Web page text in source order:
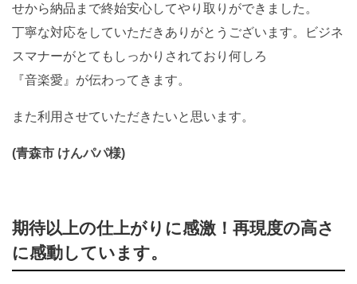
せから納品まで終始安心してやり取りができました。
丁寧な対応をしていただきありがとうございます。ビジネ
スマナーがとてもしっかりされており何しろ
『音楽愛』が伝わってきます。
また利用させていただきたいと思います。
(青森市 けんパパ様)
期待以上の仕上がりに感激！再現度の高さ
に感動しています。